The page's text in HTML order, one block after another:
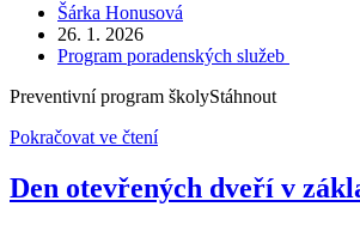
Autor
příspěvku
Šárka Honusová
Příspěvek
byl
26. 1. 2026
Rubriky
Program poradenských služeb
Preventivní program školyStáhnout
Pokračovat ve čteníPreventivní
školy
Den otevřených dveří v